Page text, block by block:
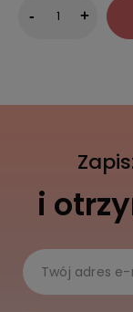
- +
i
Twój adres